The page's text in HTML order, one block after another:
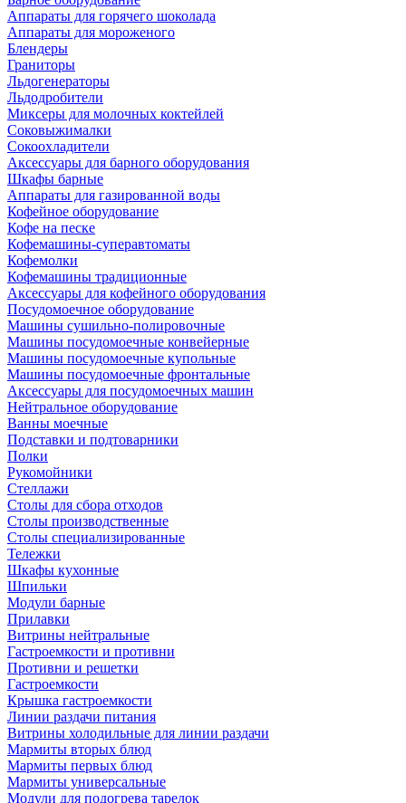
Аппараты для горячего шоколада
Аппараты для мороженого
Блендеры
Граниторы
Льдогенераторы
Льдодробители
Миксеры для молочных коктейлей
Соковыжималки
Сокоохладители
Аксессуары для барного оборудования
Шкафы барные
Аппараты для газированной воды
Кофейное оборудование
Кофе на песке
Кофемашины-суперавтоматы
Кофемолки
Кофемашины традиционные
Аксессуары для кофейного оборудования
Посудомоечное оборудование
Машины сушильно-полировочные
Машины посудомоечные конвейерные
Машины посудомоечные купольные
Машины посудомоечные фронтальные
Аксессуары для посудомоечных машин
Нейтральное оборудование
Ванны моечные
Подставки и подтоварники
Полки
Рукомойники
Стеллажи
Столы для сбора отходов
Столы производственные
Столы специализированные
Тележки
Шкафы кухонные
Шпильки
Модули барные
Прилавки
Витрины нейтральные
Гастроемкости и противни
Противни и решетки
Гастроемкости
Крышка гастроемкости
Линии раздачи питания
Витрины холодильные для линии раздачи
Мармиты вторых блюд
Мармиты первых блюд
Мармиты универсальные
Модули для подогрева тарелок